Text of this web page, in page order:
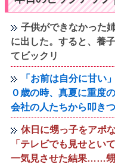
子供ができなかった
に出した。すると、養
てビックリ
「お前は自分に甘い
０歳の時、真夏に重度
会社の人たちから叩き
休日に甥っ子をアポ
「テレビでも見せとい
一気見させた結果……甥